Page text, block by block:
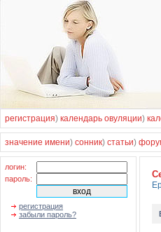
регистрация) календарь овуляции)
значение имени) сонник) статьи)
логин:
пароль:
регистрация
забыли пароль?